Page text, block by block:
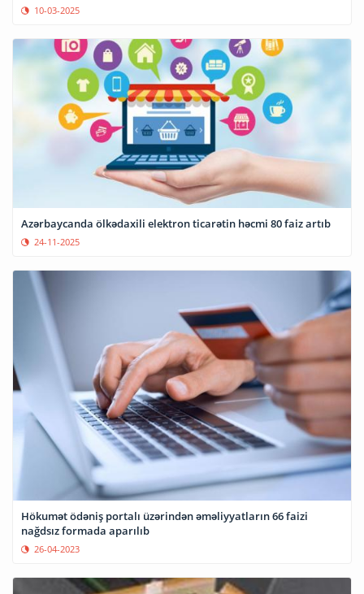
10-03-2025
Azərbaycanda ölkədaxili elektron ticarətin həcmi 80 faiz artıb
24-11-2025
Hökumət ödəniş portalı üzərindən əməliyyatların 66 faizi
nağdsız formada aparılıb
26-04-2023